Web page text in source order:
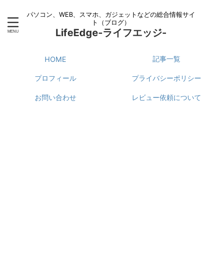
パソコン、WEB、スマホ、ガジェットなどの総合情報サイ
ト（ブログ）
LifeEdge-ライフエッジ-
HOME 記事一覧
プロフィール プライバシーポリシー
お問い合わせ レビュー依頼について